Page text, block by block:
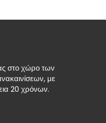
στο χώρο των
με
20 χρόνων.